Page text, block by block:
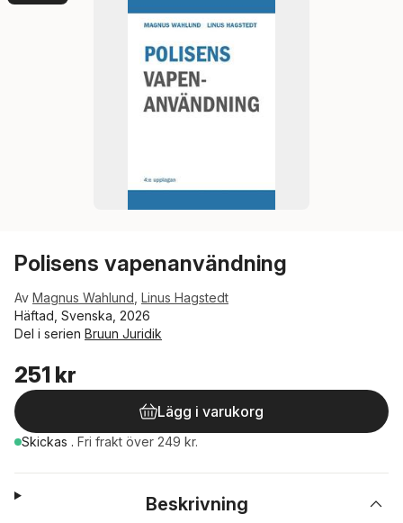
Polisens vapenanvändning
Av Magnus Wahlund Linus Hagstedt
Häftad, Svenska, 2026
Del i serien Bruun Juridik
251 kr
Lägg i varukorg
Skickas . Fri frakt över 249 kr.
Beskrivning